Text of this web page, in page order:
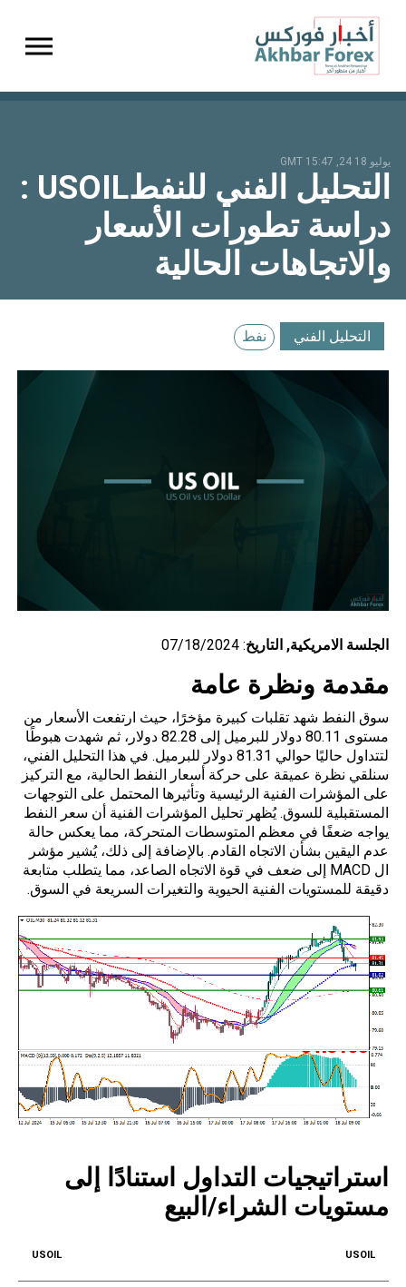
يوليو 18 24, 15:47 GMT
التحليل الفني للنفطUSOIL :
دراسة تطورات الأسعار
والاتجاهات الحالية
التحليل الفني نفط
الجلسةالامريكية, التاريخ: 07/18/2024
مقدمة ونظرة عامة
سوق النفط شهد تقلبات كبيرة مؤخرًا، حيث ارتفعت الأسعار من
مستوى 80.11 دولار للبرميل إلى 82.28 دولار، ثم شهدت هبوطًا
لتتداول حاليًا حوالي 81.31 دولار للبرميل. في هذا التحليل الفني،
سنلقي نظرة عميقة على حركة أسعار النفط الحالية، مع التركيز
على المؤشرات الفنية الرئيسية وتأثيرها المحتمل على التوجهات
المستقبلية للسوق. يُظهر تحليل المؤشرات الفنية أن سعر النفط
يواجه ضعفًا في معظم المتوسطات المتحركة، مما يعكس حالة
عدم اليقين بشأن الاتجاه القادم. بالإضافة إلى ذلك، يُشير مؤشر
ال MACD إلى ضعف في قوة الاتجاه الصاعد، مما يتطلب متابعة
دقيقة للمستويات الفنية الحيوية والتغيرات السريعة في السوق.
استراتيجيات التداول استنادًا إلى
مستويات الشراء/البيع
USOIL